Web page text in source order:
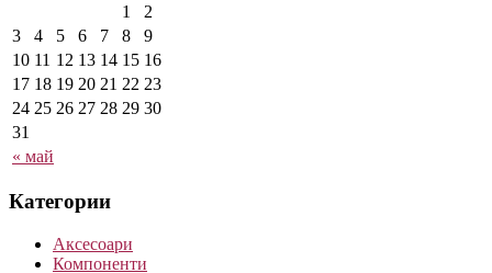
« май
1
2
3
4 5 6 7 8
9
10 11 12 13 14 15 16
17 18 19 20 21 22 23
24 25 26 27 28 29 30
31
Категории
Аксесоари
Компоненти